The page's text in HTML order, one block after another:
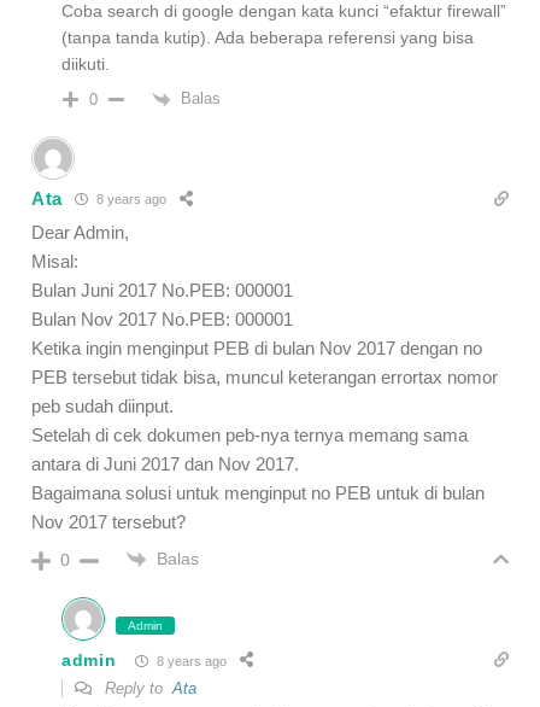
Coba search di google dengan kata kunci “efaktur firewall”
(tanpa tanda kutip). Ada beberapa referensi yang bisa
diikuti.
0 Balas
Ata 8 years ago
Dear Admin,
Misal:
Bulan Juni 2017 No.PEB: 000001
Bulan Nov 2017 No.PEB: 000001
Ketika ingin menginput PEB di bulan Nov 2017 dengan no
PEB tersebut tidak bisa, muncul keterangan errortax nomor
peb sudah diinput.
Setelah di cek dokumen peb-nya ternya memang sama
antara di Juni 2017 dan Nov 2017.
Bagaimana solusi untuk menginput no PEB untuk di bulan
Nov 2017 tersebut?
0 Balas
Admin
admin 8 years ago
Reply toAta